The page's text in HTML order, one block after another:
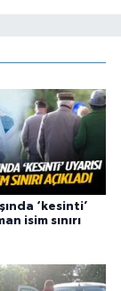
‘kesinti’
isim sınırı